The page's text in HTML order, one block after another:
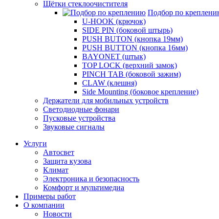
Щётки стеклоочистителя
Подбор по
U-HOOK (крючок)
SIDE PIN (боковой штырь)
PUSH BUTON (кнопка 19мм)
PUSH BUTTON (кнопка 16мм)
BAYONET (штык)
TOP LOCK (верхний замок)
PINCH TAB (боковой зажим)
CLAW (клешня)
Side Mounting (боковое крепление)
Держатели для мобильных устройств
Светодиодные фонари
Пусковые устройства
Звуковые сигналы
Услуги
Автосвет
Защита кузова
Климат
Электроника и безопасность
Комфорт и мультимедиа
Примеры работ
О компании
Новости